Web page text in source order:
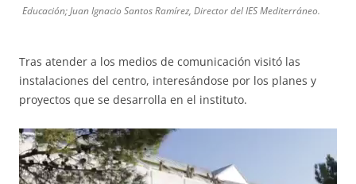
Educación; Juan Ignacio Santos Ramírez, Director del IES Mediterráneo.
Tras atender a los medios de comunicación visitó las
instalaciones del centro, interesándose por los planes y
proyectos que se desarrolla en el instituto.
Reproductor
de
vídeo